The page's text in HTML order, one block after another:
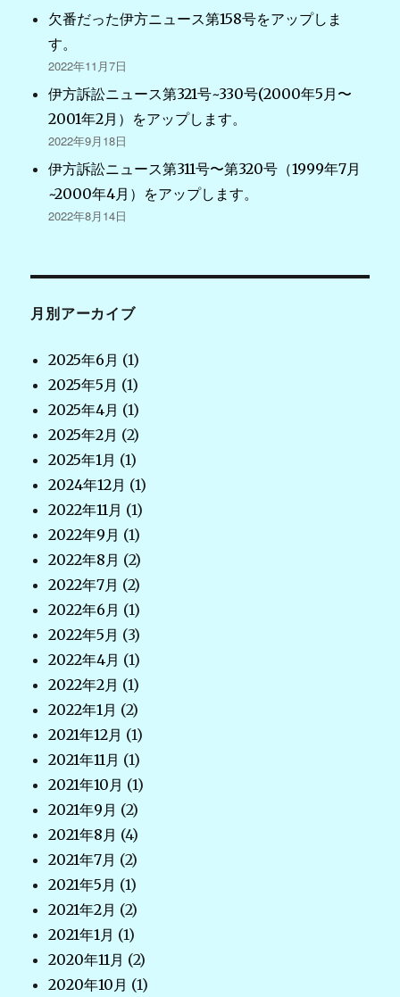
欠番だった伊方ニュース第158号をアップしま
す。
2022年11月7日
伊方訴訟ニュース第321号~330号(2000年5月〜
2001年2月）をアップします。
2022年9月18日
伊方訴訟ニュース第311号〜第320号（1999年7月
~2000年4月）をアップします。
2022年8月14日
月別アーカイブ
2025年6月 (1)
2025年5月 (1)
2025年4月 (1)
2025年2月 (2)
2025年1月 (1)
2024年12月 (1)
2022年11月 (1)
2022年9月 (1)
2022年8月 (2)
2022年7月 (2)
2022年6月 (1)
2022年5月 (3)
2022年4月 (1)
2022年2月 (1)
2022年1月 (2)
2021年12月 (1)
2021年11月 (1)
2021年10月 (1)
2021年9月 (2)
2021年8月 (4)
2021年7月 (2)
2021年5月 (1)
2021年2月 (2)
2021年1月 (1)
2020年11月 (2)
2020年10月 (1)